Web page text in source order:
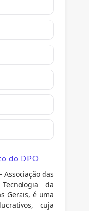
do DPO
Associação das
da
Gerais, é uma
cuja